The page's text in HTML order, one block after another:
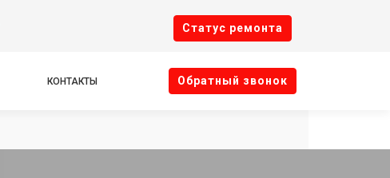
Cтатус ремонта
КОНТАКТЫ Oбратный звонок